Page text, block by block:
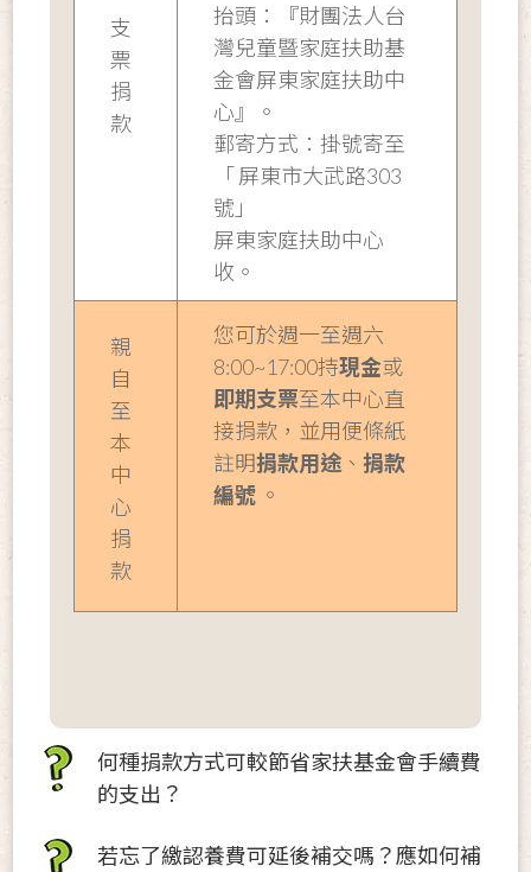
支
票
捐
款
抬頭：『財團法人台
灣兒童暨家庭扶助基
金會屏東家庭扶助中
心』。
郵寄方式：掛號寄至
「 屏東市大武路303
號」
屏東家庭扶助中心
收。
親
自
至
本
中
心
捐
款
您可於週一至週六
8:00~17:00持現金或
即期支票至本中心直
接捐款，並用便條紙
註明捐款用途 、 捐款
編號 。
何種捐款方式可較節省家扶基金會手續費
的支出？
若忘了繳認養費可延後補交嗎？應如何補